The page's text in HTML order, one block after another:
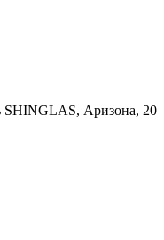
SHINGLAS, Аризона, 20